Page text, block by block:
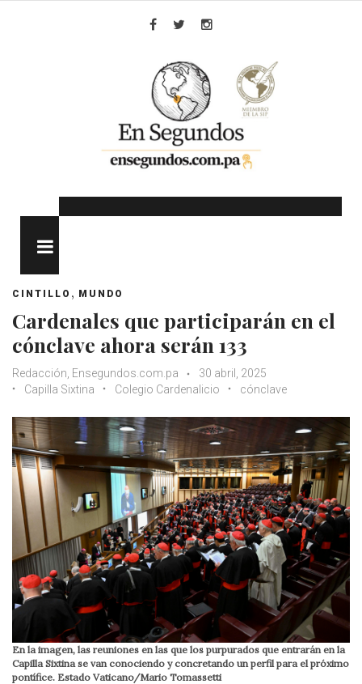
CINTILLO , MUNDO
Cardenales que participarán en el
cónclave ahora serán 133
Redacción, Ensegundos.com.pa
30 abril, 2025
Capilla Sixtina
Colegio Cardenalicio cónclave
En la imagen, las reuniones en las que los purpurados que entrarán en la
Capilla Sixtina se van conociendo y concretando un perfil para el próximo
pontífice. Estado Vaticano/Mario Tomassetti